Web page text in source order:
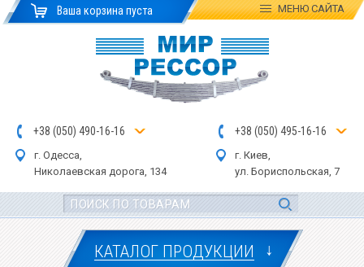
Ваша корзина пуста МЕНЮСАЙТА
+38 (050) 490-16-16
г. Одесса,
Николаевская дорога, 134
+38 (050) 495-16-16
г. Киев,
ул. Бориспольская, 7
КАТАЛОГ ПРОДУКЦИИ ↓